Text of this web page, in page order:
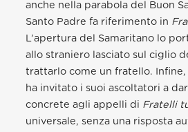
anche nella parabola del Buon
Santo Padre fa riferimento in
L’apertura del Samaritano lo
allo straniero lasciato sul ciglio
trattarlo come un fratello. Infine,
ha invitato i suoi ascoltatori a
concrete agli appelli di Fratelli
universale, senza una risposta